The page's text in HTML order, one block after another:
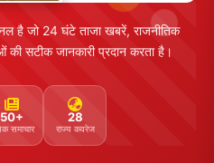
है जो 24 घंटे ताजा खबरें, राजनीतिक
सटीक जानकारी प्रदान करता है।
50+
समाचार
28
राज्य कवरेज